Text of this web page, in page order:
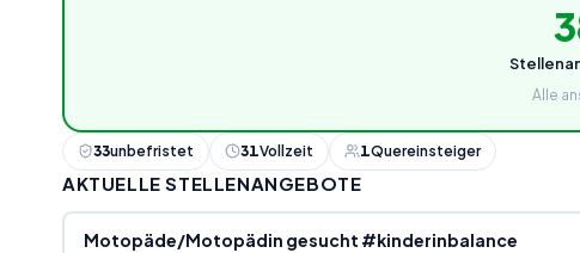
Alle
33unbefristet 31Vollzeit 1Quereinsteiger
AKTUELLE STELLENANGEBOTE
Motopäde/Motopädin gesucht #kinderinbalance